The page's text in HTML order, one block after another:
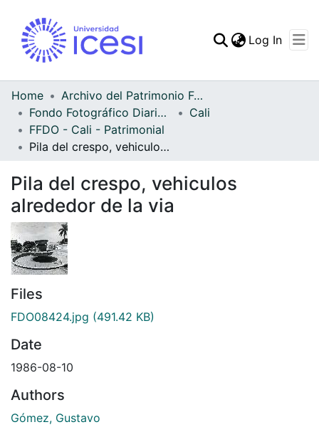
Statistics
Log In
Home
Archivo del Patrimonio Fotográfico y Fílmico del Valle del Cauca
Fondo Fotográfico Diario Occidente
Cali
FFDO - Cali - Patrimonial
Pila del crespo, vehiculos alrededor de la via
Pila del crespo, vehiculos
alrededor de la via
Files
FDO08424.jpg (491.42 KB)
Date
1986-08-10
Authors
Gómez, Gustavo